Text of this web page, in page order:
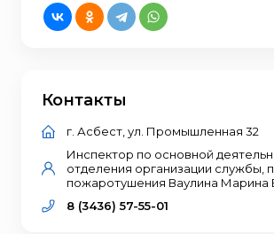
Контакты
г. Асбест, ул. Промышленная 32
Инспектор по основной
отделения организации службы,
пожаротушения Ваулина Марина
8 (3436) 57-55-01